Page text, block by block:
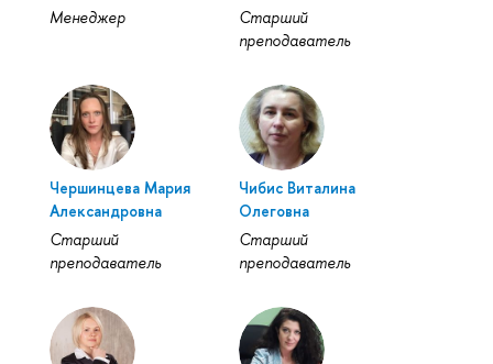
Менеджер
Старший
преподаватель
Чершинцева Мария
Александровна
Старший
преподаватель
Чибис Виталина
Олеговна
Старший
преподаватель